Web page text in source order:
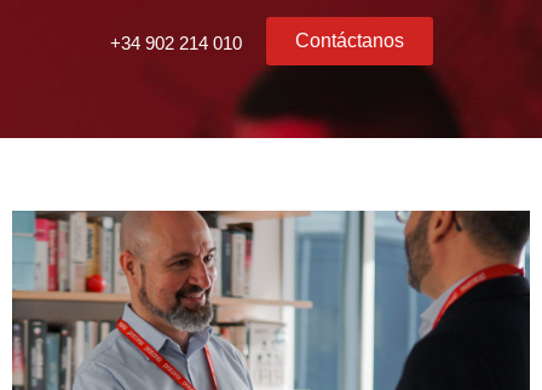
+34 902 214 010 Contáctanos